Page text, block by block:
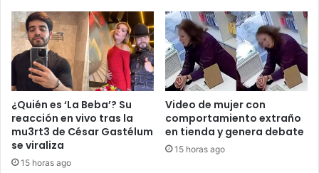
¿Quién es ‘La Beba’? Su
reacción en vivo tras la
mu3rt3 de César Gastélum
se viraliza
15 horas ago
Video de mujer con
comportamiento extraño
en tienda y genera debate
15 horas ago